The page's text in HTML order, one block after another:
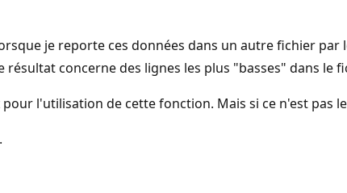
je reporte ces données dans un autre fichier par
concerne des lignes les plus "basses" dans le
l'utilisation de cette fonction. Mais si ce n'est pas